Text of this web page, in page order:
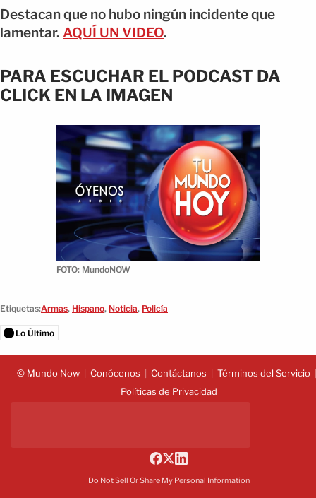
Destacan que no hubo ningún incidente que
lamentar. AQUÍ UN VIDEO.
PARA ESCUCHAR EL PODCAST DA
CLICK EN LA IMAGEN
FOTO: MundoNOW
Etiquetas:Armas, Hispano, Noticia, Policía
Lo Último
© Mundo Now Conócenos Contáctanos
Términos del Servicio
Políticas de Privacidad
Do Not Sell Or Share My Personal Information